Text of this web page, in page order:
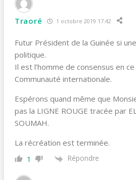
Traoré 1 octobre 2019 17:42
Futur Président de la Guinée si
politique.
Il est l’homme de consensus en
Communauté internationale.
Espérons quand même que
pas la LIGNE ROUGE tracée par
SOUMAH.
La récréation est terminée.
1 Répondre